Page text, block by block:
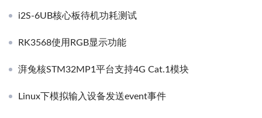
i2S-6UB核心板待机功耗测试
RK3568使用RGB显示功能
湃兔核STM32MP1平台支持4G Cat.1模块
Linux下模拟输入设备发送event事件